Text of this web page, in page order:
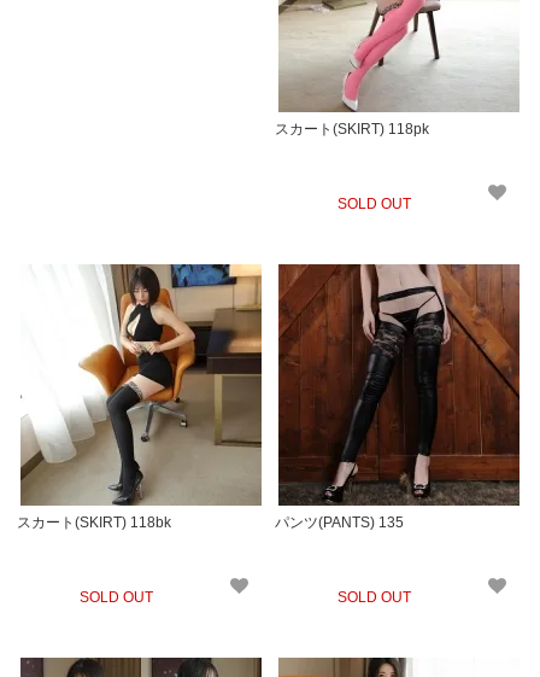
スカート(SKIRT) 118pk
SOLD OUT
スカート(SKIRT) 118bk
SOLD OUT
パンツ(PANTS) 135
SOLD OUT